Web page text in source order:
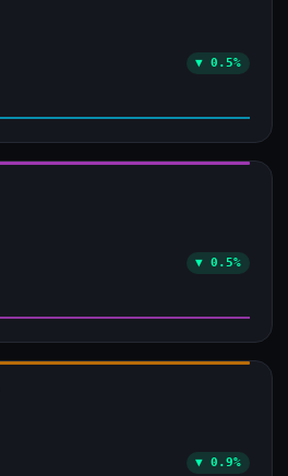
▼ 0.5%
▼ 0.5%
▼ 0.9%